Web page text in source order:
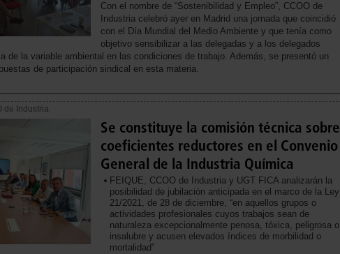
Con el nombre de “Sostenibilidad y Empleo”, CCOO de
Industria celebró ayer en Madrid una jornada que coincidió
con el Día Mundial del Medio Ambiente y que tenía como
objetivo sensibilizar a las delegadas y a los delegados
de la variable ambiental en las condiciones de trabajo. Además, se presentó un
de participación sindical en esta materia.
de Industria
Se constituye la comisión técnica sobre
coeficientes reductores en el Convenio
General de la Industria Química
FEIQUE, CCOO de Industria y UGT FICA analizarán la
posibilidad de jubilación anticipada en el marco de la Ley
21/2021, de 28 de diciembre, “en aquellos grupos o
actividades profesionales cuyos trabajos sean de
naturaleza excepcionalmente penosa, tóxica, peligrosa o
insalubre y acusen elevados índices de morbilidad o
mortalidad”